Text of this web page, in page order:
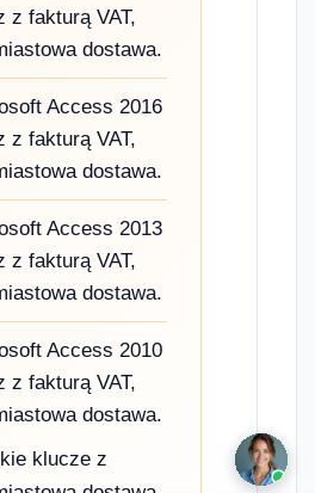
fakturą VAT,
dostawa.
Access 2016
fakturą VAT,
dostawa.
Access 2013
fakturą VAT,
dostawa.
Access 2010
fakturą VAT,
dostawa.
klucze z